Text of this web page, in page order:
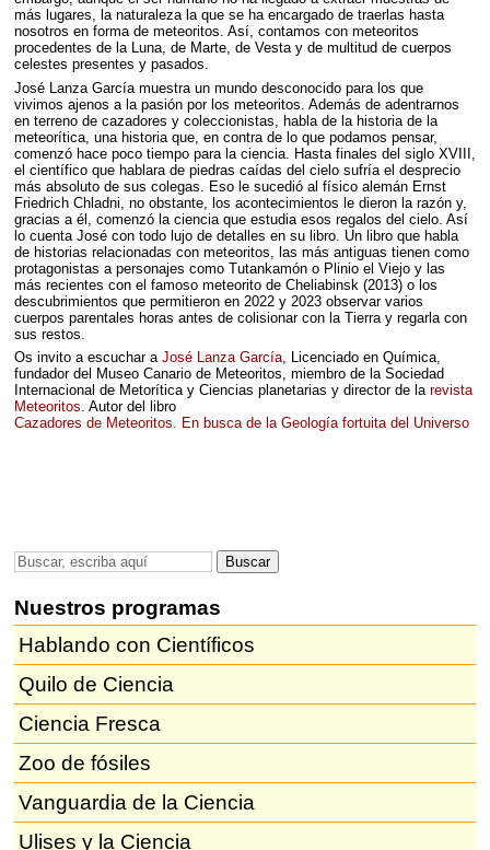
más lugares, la naturaleza la que se ha encargado de traerlas hasta
nosotros en forma de meteoritos. Así, contamos con meteoritos
procedentes de la Luna, de Marte, de Vesta y de multitud de cuerpos
celestes presentes y pasados.
José Lanza García muestra un mundo desconocido para los que
vivimos ajenos a la pasión por los meteoritos. Además de adentrarnos
en terreno de cazadores y coleccionistas, habla de la historia de la
meteorítica, una historia que, en contra de lo que podamos pensar,
comenzó hace poco tiempo para la ciencia. Hasta finales del siglo XVIII
el científico que hablara de piedras caídas del cielo sufría el desprecio
más absoluto de sus colegas. Eso le sucedió al físico alemán Ernst
Friedrich Chladni, no obstante, los acontecimientos le dieron la razón y,
gracias a él, comenzó la ciencia que estudia esos regalos del cielo. Así
lo cuenta José con todo lujo de detalles en su libro. Un libro que habla
de historias relacionadas con meteoritos, las más antiguas tienen como
protagonistas a personajes como Tutankamón o Plinio el Viejo y las
más recientes con el famoso meteorito de Cheliabinsk (2013) o los
descubrimientos que permitieron en 2022 y 2023 observar varios
cuerpos parentales horas antes de colisionar con la Tierra y regarla con
sus restos.
Os invito a escuchar a José Lanza García, Licenciado en Química,
fundador del Museo Canario de Meteoritos, miembro de la Sociedad
Internacional de Metorítica y Ciencias planetarias y director de la revista
Meteoritos. Autor del libro
Cazadores de Meteoritos. En busca de la Geología fortuita del Universo
Nuestros programas
Hablando con Científicos
Quilo de Ciencia
Ciencia Fresca
Zoo de fósiles
Vanguardia de la Ciencia
Ulises y la Ciencia